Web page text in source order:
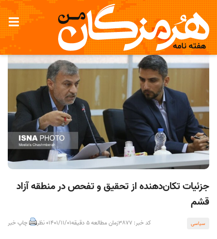
جزئیات تکان‌دهنده از تحقیق و تفحص در منطقه آزاد
قشم
سیاسی کد خبر: 3877 زمان مطالعه 5 دقیقه 1401/11/010 نظر چاپ خبر